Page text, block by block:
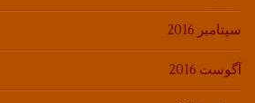
سپتامبر 2016
آگوست 2016